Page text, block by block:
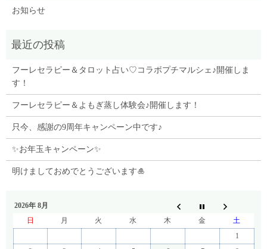
お知らせ
フーレセラピー＆タロット占い♡コラボプチマルシェ♪開催しま
す！
フーレセラピー＆よもぎ蒸し体験会♪開催します！
只今、感謝の9周年キャンペーン中です♪
✨お年玉キャンペーン✨
明けましておめでとうございます🎍
2026年 8月
日
月 火 水 木 金
土
1